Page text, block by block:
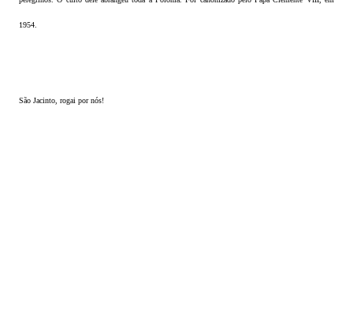
1954.
São Jacinto, rogai por nós!